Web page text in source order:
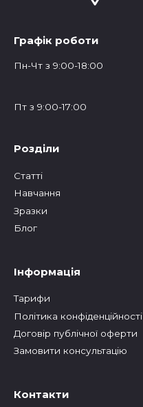
Графік роботи
Пн-Чт з 9:00-18:00
Пт з 9:00-17:00
Розділи
Статтi
Навчання
Зразки
Блог
Інформація
Тарифи
Політика конфіденційності
Договір публічної оферти
Замовити консультацію
Контакти